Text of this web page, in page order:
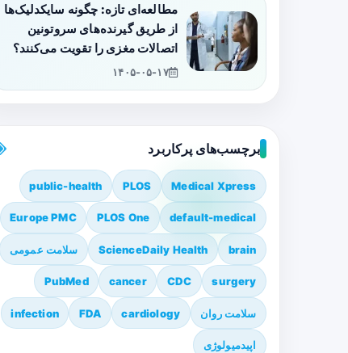
مطالعه‌ای تازه: چگونه سایکدلیک‌ها
از طریق گیرنده‌های سروتونین
اتصالات مغزی را تقویت می‌کنند؟
۱۴۰۵-۰۵-۱۷
برچسب‌های پرکاربرد
Medical Xpress
PLOS
public-health
default-medical
PLOS One
Europe PMC
brain
ScienceDaily Health سلامت عمومی
surgery
CDC
cancer
PubMed
سلامت روان cardiology
FDA
infection
اپیدمیولوژی